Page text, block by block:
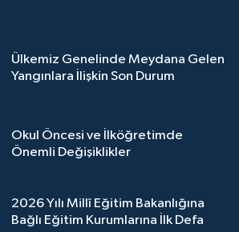
Ülkemiz Genelinde Meydana Gelen
Yangınlara İlişkin Son Durum
Okul Öncesi ve İlköğretimde
Önemli Değişiklikler
2026 Yılı Millî Eğitim Bakanlığına
Bağlı Eğitim Kurumlarına İlk Defa